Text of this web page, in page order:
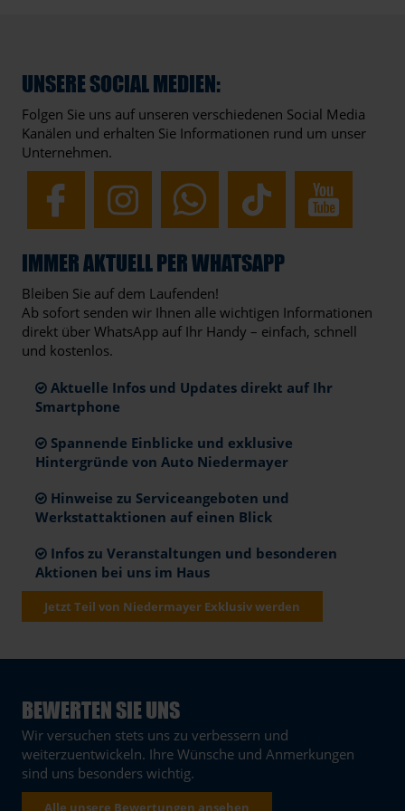
UNSERE SOCIAL MEDIEN:
Folgen Sie uns auf unseren verschiedenen Social Media
Kanälen und erhalten Sie Informationen rund um unser
Unternehmen.
IMMER AKTUELL PER WHATSAPP
Bleiben Sie auf dem Laufenden!
Ab sofort senden wir Ihnen alle wichtigen Informationen
direkt über WhatsApp auf Ihr Handy – einfach, schnell
und kostenlos.
Aktuelle Infos und Updates direkt auf Ihr
Smartphone
Spannende Einblicke und exklusive
Hintergründe von Auto Niedermayer
Hinweise zu Serviceangeboten und
Werkstattaktionen auf einen Blick
Infos zu Veranstaltungen und besonderen
Aktionen bei uns im Haus
Jetzt Teil von Niedermayer Exklusiv werden
BEWERTEN SIE UNS
Wir versuchen stets uns zu verbessern und
weiterzuentwickeln. Ihre Wünsche und Anmerkungen
sind uns besonders wichtig.
Alle unsere Bewertungen ansehen